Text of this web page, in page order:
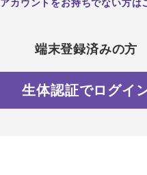
アカウントをお持ちでない方は
端末登録済みの方
生体認証でログイ